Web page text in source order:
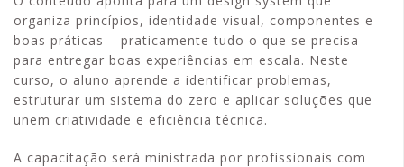
organiza princípios, identidade visual, componentes e
boas práticas – praticamente tudo o que se precisa
para entregar boas experiências em escala. Neste
curso, o aluno aprende a identificar problemas,
estruturar um sistema do zero e aplicar soluções que
unem criatividade e eficiência técnica.
A capacitação será ministrada por profissionais com